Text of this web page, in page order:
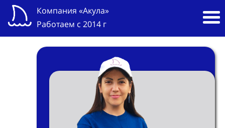
Компания «Акула»
Работаем с 2014 г